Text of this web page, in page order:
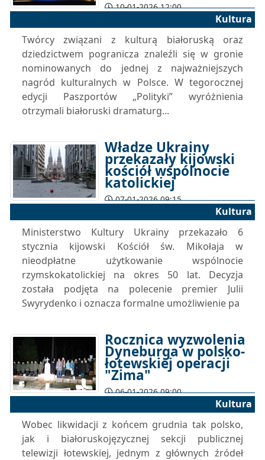
10-01-2026 12:00
Kultura
Twórcy związani z kulturą białoruską oraz
dziedzictwem pogranicza znaleźli się w gronie
nominowanych do jednej z najważniejszych
nagród kulturalnych w Polsce. W tegorocznej
edycji Paszportów „Polityki” wyróżnienia
otrzymali białoruski dramaturg...
Władze Ukrainy
przekazały kijowski
kościół wspólnocie
katolickiej
07-01-2026 09:15
Kultura
Ministerstwo Kultury Ukrainy przekazało 6
stycznia kijowski Kościół św. Mikołaja w
nieodpłatne użytkowanie wspólnocie
rzymskokatolickiej na okres 50 lat. Decyzja
została podjęta na polecenie premier Julii
Swyrydenko i oznacza formalne umożliwienie pa
Rocznica wyzwolenia
Dyneburga w polsko-
łotewskiej operacji
"Zima"
06-01-2026 09:00
Kultura
Wobec likwidacji z końcem grudnia tak polsko,
jak i białoruskojęzycznej sekcji publicznej
telewizji łotewskiej, jednym z głównych źródeł